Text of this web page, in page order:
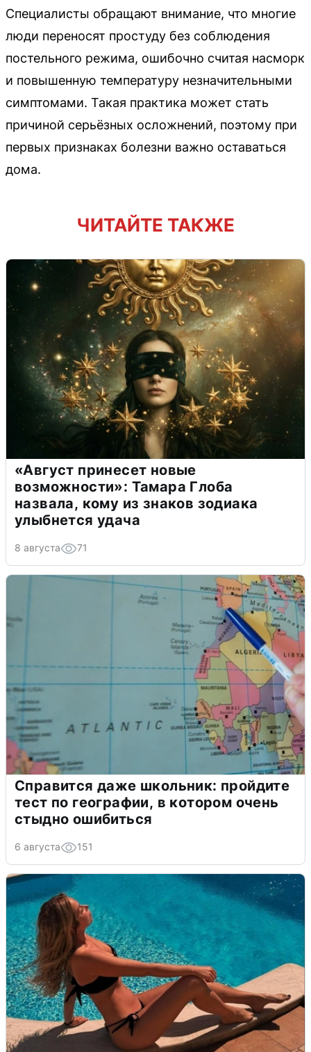
Специалисты обращают внимание, что многие
люди переносят простуду без соблюдения
постельного режима, ошибочно считая насморк
и повышенную температуру незначительными
симптомами. Такая практика может стать
причиной серьёзных осложнений, поэтому при
первых признаках болезни важно оставаться
дома.
ЧИТАЙТЕ ТАКЖЕ
«Август принесет новые
возможности»: Тамара Глоба
назвала, кому из знаков зодиака
улыбнется удача
8 августа 71
Справится даже школьник: пройдите
тест по географии, в котором очень
стыдно ошибиться
6 августа 151